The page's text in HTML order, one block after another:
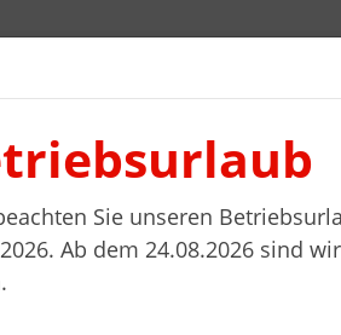
planen Wohnwelten
Sie unseren
Ab dem 24.08.2026 sind